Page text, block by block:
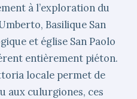
à l’exploration du
Basilique San
et église San Paolo
entièrement piéton.
locale permet de
aux culurgiones, ces